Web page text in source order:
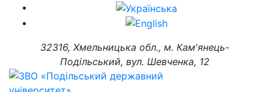
32316, Хмельницька обл., м. Кам'янець-
Подільський, вул. Шевченка, 12